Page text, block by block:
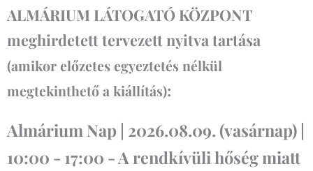
ALMÁRIUM LÁTOGATÓ KÖZPONT
meghirdetett tervezett nyitva tartása
(amikor előzetes egyeztetés nélkül
megtekinthető a kiállítás):
Almárium Nap | 2026.08.09. (vasárnap) |
10:00 - 17:00 - A rendkívüli hőség miatt